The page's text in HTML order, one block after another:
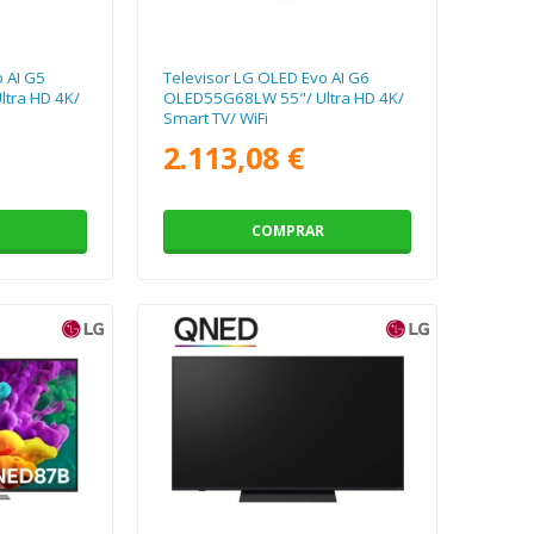
AI G5
HD 4K/
Televisor LG OLED Evo AI G6
OLED55G68LW 55"/ Ultra HD 4K/
Smart TV/ WiFi
2.113,08 €
COMPRAR